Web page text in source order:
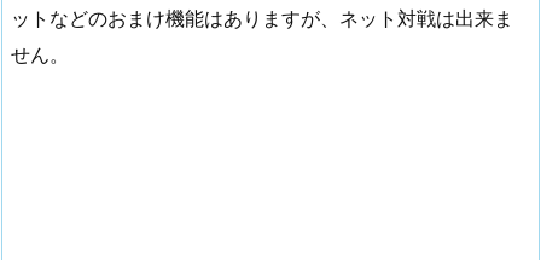
ットなどのおまけ機能はありますが、ネット対戦は出来ま
せん。